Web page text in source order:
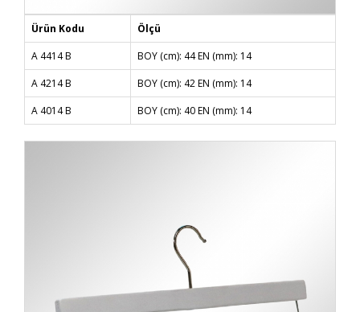
Ürün Kodu
Ölçü
A 4414 B
BOY (cm): 44 EN (mm): 14
A 4214 B
BOY (cm): 42 EN (mm): 14
A 4014 B
BOY (cm): 40 EN (mm): 14